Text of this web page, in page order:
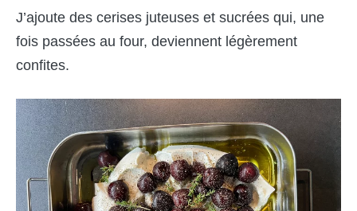
J’ajoute des cerises juteuses et sucrées qui, une
fois passées au four, deviennent légèrement
confites.